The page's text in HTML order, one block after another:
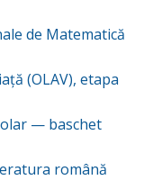
de Matematică
(OLAV), etapa
— baschet
română